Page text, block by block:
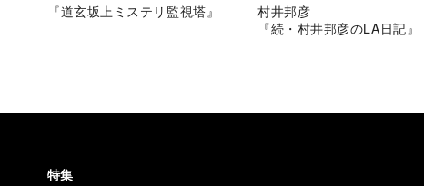
『道玄坂上ミステリ監視塔』
村井邦彦
『続・村井邦彦のLA日記』
特集